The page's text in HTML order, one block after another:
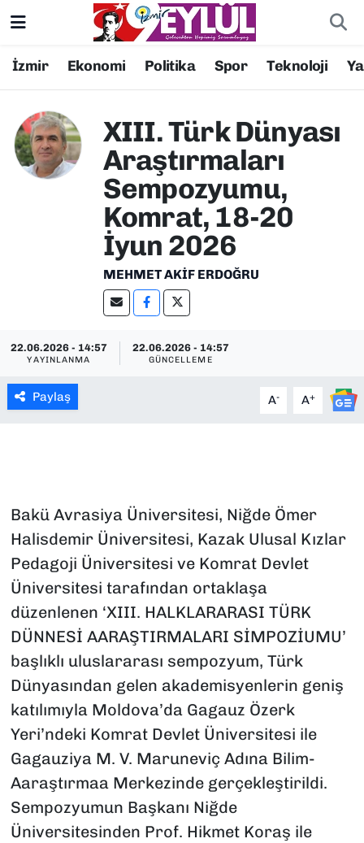
İzmir Ekonomi Politika Spor Teknoloji
XIII. Türk Dünyası
Araştırmaları
Sempozyumu,
Komrat, 18-20
İyun 2026
MEHMET AKIF ERDOĞRU
22.06.2026 - 14:57
YAYINLANMA
22.06.2026 - 14:57
GÜNCELLEME
Paylaş A- A+
Bakü Avrasiya Üniversitesi, Niğde Ömer
Halisdemir Üniversitesi, Kazak Ulusal Kızlar
Pedagoji Üniversitesi ve Komrat Devlet
Üniversitesi tarafından ortaklaşa
düzenlenen ‘XIII. HALKLARARASI TÜRK
DÜNNESİ AARAŞTIRMALARI SİMPOZİUMU’
başlıklı uluslararası sempozyum, Türk
Dünyasından gelen akademisyenlerin geniş
katılımıyla Moldova’da Gagauz Özerk
Yeri’ndeki Komrat Devlet Üniversitesi ile
Gagauziya M. V. Maruneviç Adına Bilim-
Aaraştırmaa Merkezinde gerçekleştirildi.
Sempozyumun Başkanı Niğde
Üniversitesinden Prof. Hikmet Koraş ile
Resmi İlanlar
DÜNYA
EKONOMİ
KÜLTÜR SANAT
MAGAZİN
POLİTİKA
SAĞLIK
YAŞAM
YEREL YÖNETİMLER
Konak Nöbetçi Eczaneler
Konak Trafik Yoğunluk Haritası
Süper Lig Puan Durumu ve Fikstür
Tüm Manşetler
Son Dakika Haberleri
Haber Arşivi